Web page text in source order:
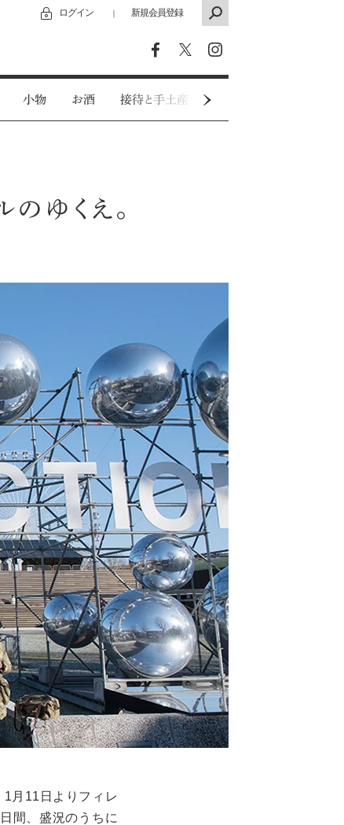
ログイン ｜ 新規会員登録
小物 お酒 接待と手土産
のゆくえ。
1 月 11日よりフィレ
間、盛況のうちに